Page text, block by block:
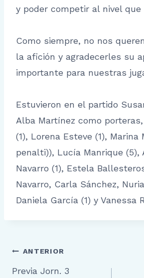
y poder competir al nivel que
Como siempre, no nos
la afición y agradecerles su
importante para nuestras
Estuvieron en el partido
Alba Martínez como
(1), Lorena Esteve (1), Marina
penalti)), Lucía Manrique (5),
Navarro (1), Estela
Navarro, Carla Sánchez,
Daniela García (1) y Vanessa
Navegación
ANTERIOR
Previa Jorn. 3